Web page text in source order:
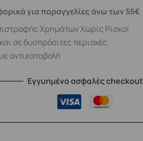
για παραγγελίες άνω των 55€
Χρημάτων Χωρίς Ρίσκο!
σε δυσπρόσιτες περιοχές.
αντικαταβολή
Εγγυημένο ασφαλές checkout